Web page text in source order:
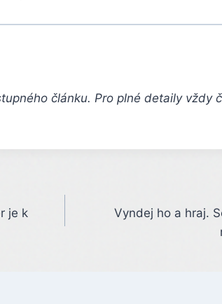
článku. Pro plné detaily vždy
je k
Vyndej ho a hraj.